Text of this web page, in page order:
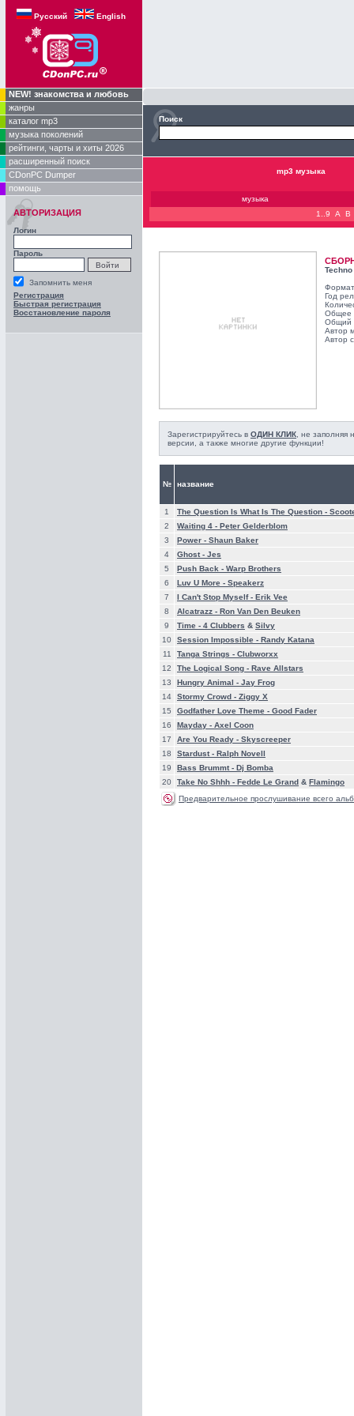
Русский English
NEW! знакомства и любовь
жанры
каталог mp3
музыка поколений
рейтинги, чарты и хиты 2026
расширенный поиск
CDonPC Dumper
помощь
АВТОРИЗАЦИЯ
Логин
Пароль
Запомнить меня
Регистрация
Быстрая регистрация
Восстановление пароля
Поиск
mp3 музыка
музыка
1..9
A B
Год
Общее
Общий
Автор
Автор
Зарегистрируйтесь в ОДИН КЛИК , не
версии, а также многие другие функции!
№ название
1 The Question Is What Is The Question -
2
Waiting 4 - Peter Gelderblom
3
Power - Shaun Baker
4
Ghost - Jes
5
Push Back - Warp Brothers
6
Luv U More - Speakerz
7
I Can't Stop Myself - Erik Vee
8
Alcatrazz - Ron Van Den Beuken
9
Time - 4 Clubbers & Silvy
10
Session Impossible - Randy Katana
11
Tanga Strings - Clubworxx
12
The Logical Song - Rave Allstars
13
Hungry Animal - Jay Frog
14
Stormy Crowd - Ziggy X
15
Godfather Love Theme - Good Fader
16
Mayday - Axel Coon
17
Are You Ready - Skyscreeper
18
Stardust - Ralph Novell
19
Bass Brummt - Dj Bomba
20
Take No Shhh - Fedde Le Grand & Flamingo
Предварительное прослушивание всего